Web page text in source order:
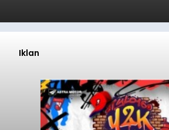
Iklan